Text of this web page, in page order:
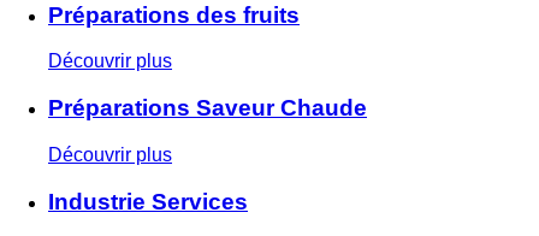
Préparations des fruits
Découvrir plus
Préparations Saveur Chaude
Découvrir plus
Industrie Services